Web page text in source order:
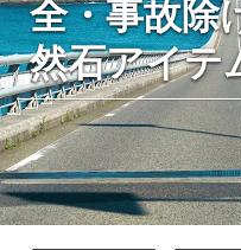
全・事故除
然石アイテ